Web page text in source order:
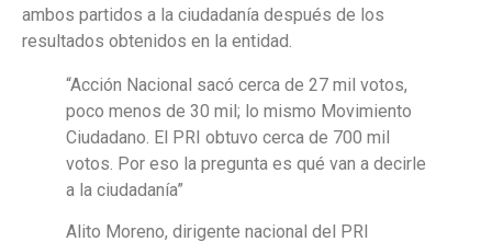
ambos partidos a la ciudadanía después de los
resultados obtenidos en la entidad.
“Acción Nacional sacó cerca de 27 mil votos,
poco menos de 30 mil; lo mismo Movimiento
Ciudadano. El PRI obtuvo cerca de 700 mil
votos. Por eso la pregunta es qué van a decirle
a la ciudadanía”
Alito Moreno, dirigente nacional del PRI